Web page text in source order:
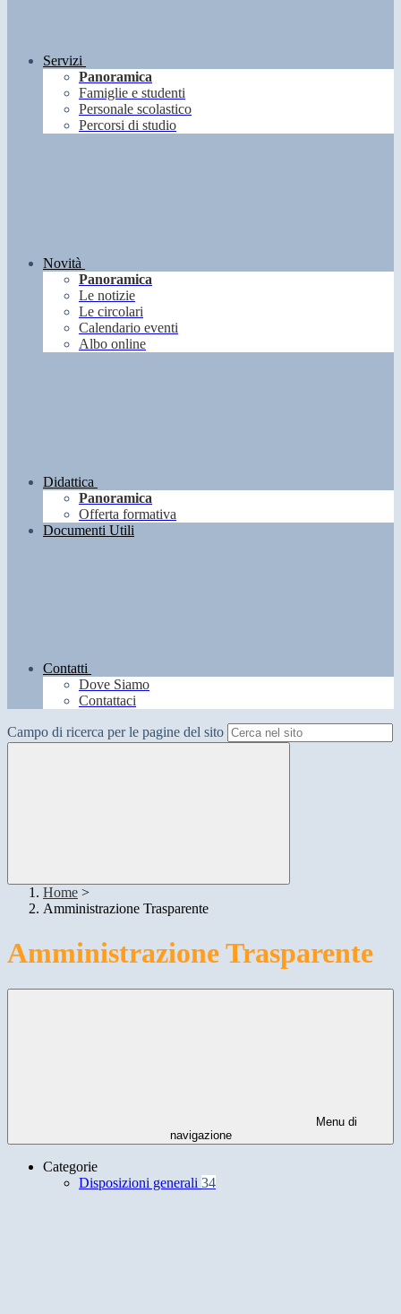
Servizi
Panoramica
Famiglie e studenti
Personale scolastico
Percorsi di studio
Novità
Panoramica
Le notizie
Le circolari
Calendario eventi
Albo online
Didattica
Panoramica
Offerta formativa
Documenti Utili
Contatti
Dove Siamo
Contattaci
Campo di ricerca per le pagine del sito
Home >
Amministrazione Trasparente
Amministrazione Trasparente
Menu di
navigazione
Categorie
Disposizioni generali 34